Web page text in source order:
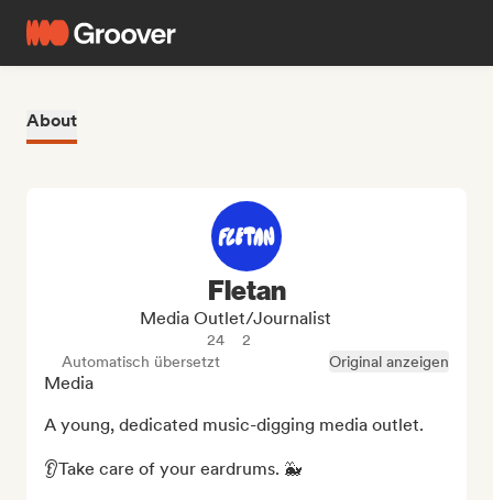
About
Fletan
Media Outlet/Journalist
24
2
Automatisch übersetzt
Original anzeigen
Media
A young, dedicated music-digging media outlet.
👂Take care of your eardrums. 🐳